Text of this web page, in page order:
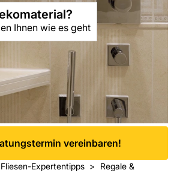
Ihnen wie es geht
vereinbaren!
Fliesen-Expertentipps
Regale &